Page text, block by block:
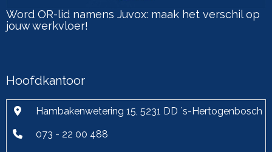
Word OR-lid namens Juvox: maak het verschil op
jouw werkvloer!
Hoofdkantoor
Hambakenwetering 15, 5231 DD ´s-Hertogenbosch
073 - 22 00 488